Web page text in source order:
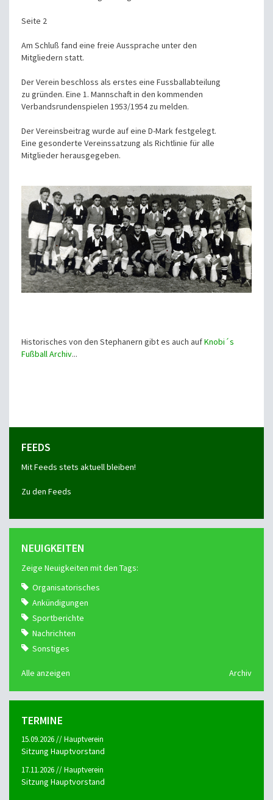
Seite 2
Am Schluß fand eine freie Aussprache unter den
Mitgliedern statt.
Der Verein beschloss als erstes eine Fussballabteilung
zu gründen. Eine 1. Mannschaft in den kommenden
Verbandsrundenspielen 1953/1954 zu melden.
Der Vereinsbeitrag wurde auf eine D-Mark festgelegt.
Eine gesonderte Vereinssatzung als Richtlinie für alle
Mitglieder herausgegeben.
Historisches von den Stephanern gibt es auch aufKnobi´s
Fußball Archiv...
FEEDS
Mit Feeds stets aktuell bleiben!
Zu den Feeds
NEUIGKEITEN
Zeige Neuigkeiten mit den Tags:
Organisatorisches
Ankündigungen
Sportberichte
Nachrichten
Sonstiges
Alle anzeigen Archiv
TERMINE
15.09.2026 // Hauptverein
Sitzung Hauptvorstand
17.11.2026 // Hauptverein
Sitzung Hauptvorstand